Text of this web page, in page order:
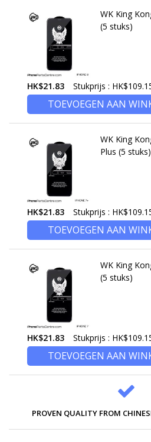
WK King
(5 stuks)
HK$21.83 Stukprijs :
TOEVOEGEN AAN
WK King
Plus (5 stuks)
HK$21.83 Stukprijs :
TOEVOEGEN AAN
WK King
(5 stuks)
HK$21.83 Stukprijs :
TOEVOEGEN AAN
PROVEN QUALITY FROM